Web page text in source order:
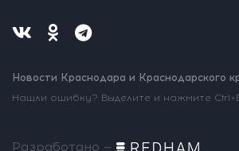
Новости Краснодара и Краснодарского
Нашли ошибку? Выделите и нажмите
Разработано —